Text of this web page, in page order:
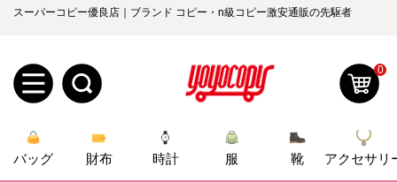
スーパーコピー優良店｜ブランド コピー・n級コピー激安通販の先駆者
規
ロ
0
バッグ 財布 時計 服 靴 アクセサリ
📢 当店は正真正銘のn級スーパーコピーのみ取扱い。最高品質の再現度を